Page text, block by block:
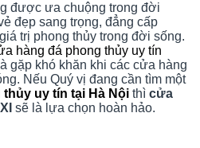
được ưa chuộng trong đời
đẹp sang trọng, đẳng cấp
trị phong thủy trong đời sống.
hàng đá phong thủy uy tín
gặp khó khăn khi các cửa hàng
Nếu Quý vị đang cần tìm một
uy tín tại Hà Nội thì cửa
sẽ là lựa chọn hoàn hảo.